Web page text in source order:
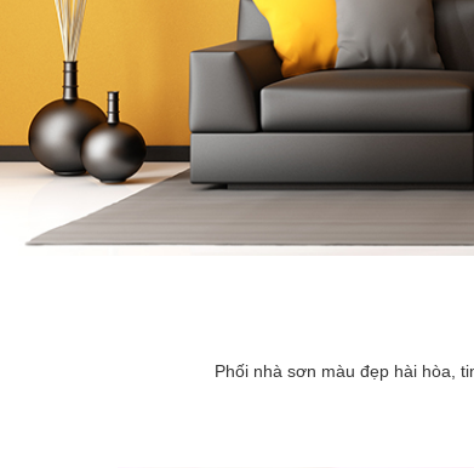
Phối nhà sơn màu đẹp hài hòa,